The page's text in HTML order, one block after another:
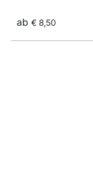
ab € 8,50